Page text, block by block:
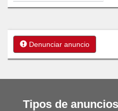
Denunciar anuncio
Tipos de